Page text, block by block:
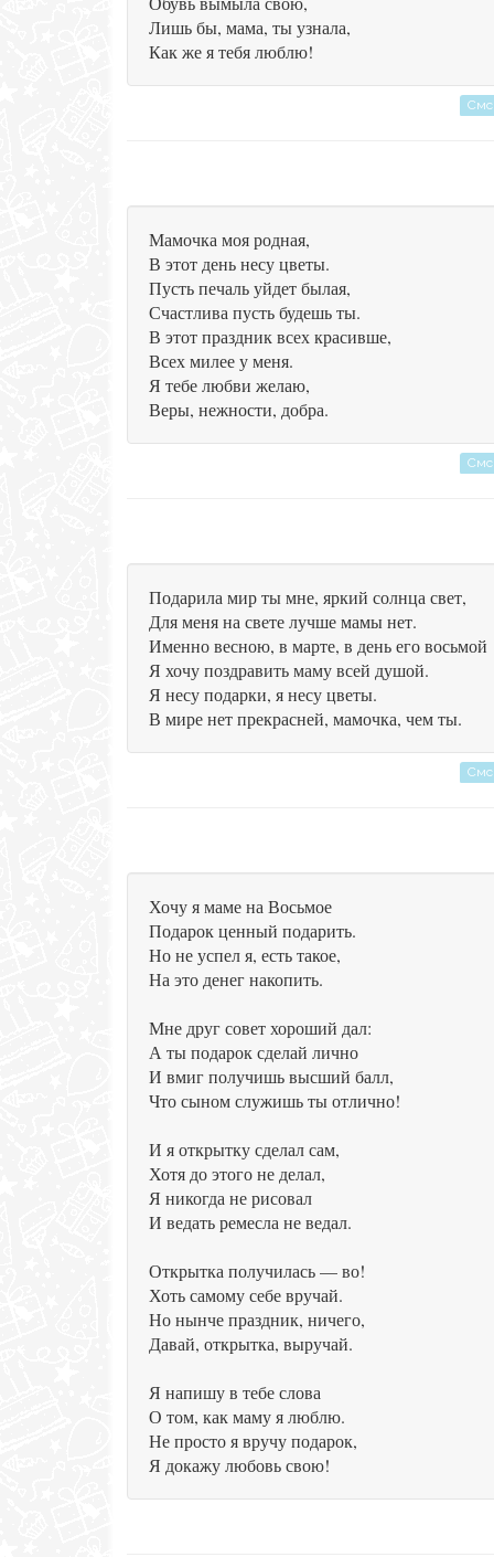
Лишь бы, мама, ты узнала,
Как же я тебя люблю!
Смс
Мамочка моя родная,
В этот день несу цветы.
Пусть печаль уйдет былая,
Счастлива пусть будешь ты.
В этот праздник всех красивше,
Всех милее у меня.
Я тебе любви желаю,
Веры, нежности, добра.
Смс
Подарила мир ты мне, яркий солнца свет,
Для меня на свете лучше мамы нет.
Именно весною, в марте, в день его восьмой
Я хочу поздравить маму всей душой.
Я несу подарки, я несу цветы.
В мире нет прекрасней, мамочка, чем ты.
Смс
Хочу я маме на Восьмое
Подарок ценный подарить.
Но не успел я, есть такое,
На это денег накопить.
Мне друг совет хороший дал:
А ты подарок сделай лично
И вмиг получишь высший балл,
Что сыном служишь ты отлично!
И я открытку сделал сам,
Хотя до этого не делал,
Я никогда не рисовал
И ведать ремесла не ведал.
Открытка получилась — во!
Хоть самому себе вручай.
Но нынче праздник, ничего,
Давай, открытка, выручай.
Я напишу в тебе слова
О том, как маму я люблю.
Не просто я вручу подарок,
Я докажу любовь свою!